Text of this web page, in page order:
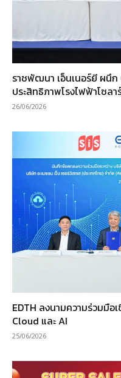
ราชพัฒนา เอ็นเนอร์ยี ผนึก
ประสิทธิภาพโรงไฟฟ้าโซลา
26/06/2026
EDTH ลงนามความร่วมมือ
Cloud และ AI
25/06/2026